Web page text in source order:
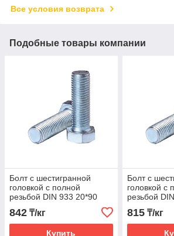
Все условия возврата
Подобные товары компании
Болт с шестигранной
головкой с полной
резьбой DIN 933 20*90
842 ₸/кг
Купить
Болт с
головкой с
резьбой
815₸/кг